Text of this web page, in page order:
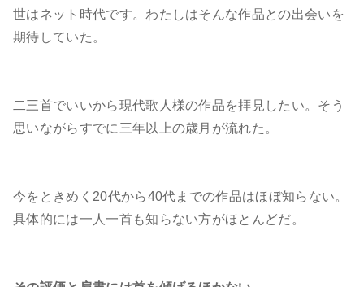
世はネット時代です。わたしはそんな作品との出会いを
期待していた。
二三首でいいから現代歌人様の作品を拝見したい。そう
思いながらすでに三年以上の歳月が流れた。
今をときめく20代から40代までの作品はほぼ知らない。
具体的には一人一首も知らない方がほとんどだ。